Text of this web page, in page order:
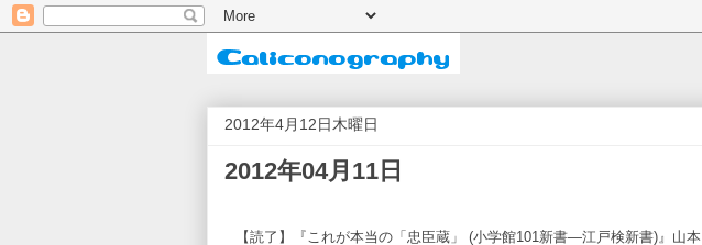
2012年4月12日木曜日
2012年04月11日
【読了】『これが本当の「忠臣蔵」 (小学館101新書―江戸検新書)』山本